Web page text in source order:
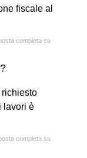
fiscale al
completa su
richiesto
lavori è
completa su